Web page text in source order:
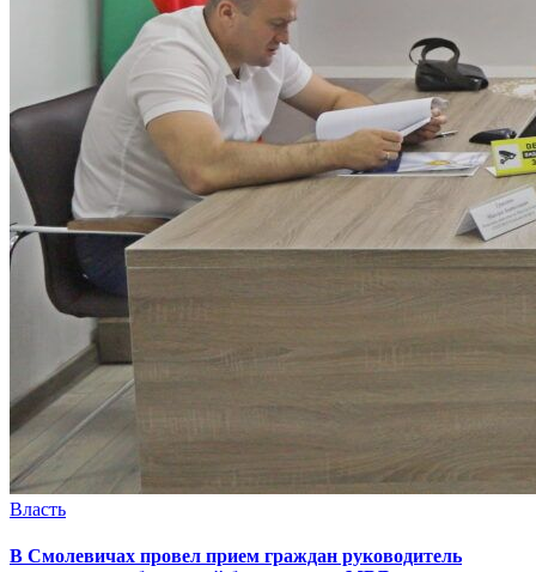
Власть
В Смолевичах провел прием граждан руководитель